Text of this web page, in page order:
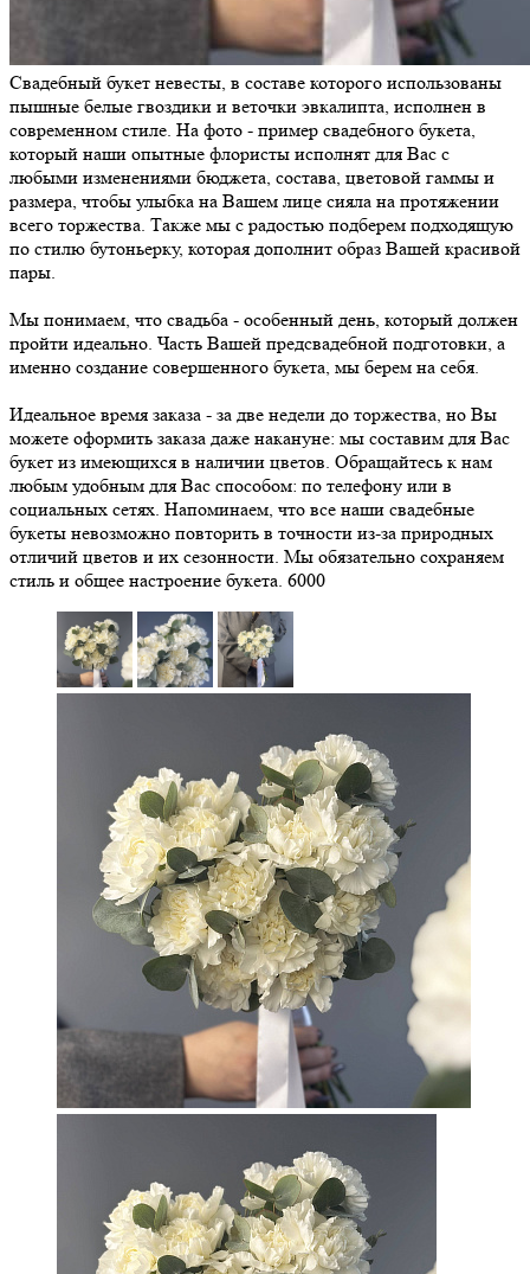
Свадебный букет невесты, в составе которого использованы
пышные белые гвоздики и веточки эвкалипта, исполнен в
современном стиле. На фото - пример свадебного букета,
который наши опытные флористы исполнят для Вас с
любыми изменениями бюджета, состава, цветовой гаммы и
размера, чтобы улыбка на Вашем лице сияла на протяжении
всего торжества. Также мы с радостью подберем подходящую
по стилю бутоньерку, которая дополнит образ Вашей красивой
пары.
Мы понимаем, что свадьба - особенный день, который должен
пройти идеально. Часть Вашей предсвадебной подготовки, а
именно создание совершенного букета, мы берем на себя.
Идеальное время заказа - за две недели до торжества, но Вы
можете оформить заказа даже накануне: мы составим для Вас
букет из имеющихся в наличии цветов. Обращайтесь к нам
любым удобным для Вас способом: по телефону или в
социальных сетях. Напоминаем, что все наши свадебные
букеты невозможно повторить в точности из-за природных
отличий цветов и их сезонности. Мы обязательно сохраняем
стиль и общее настроение букета. 6000